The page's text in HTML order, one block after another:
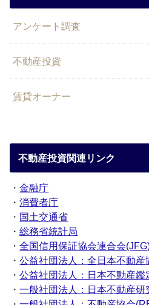
アンケート調査
不動産投資
賃貸オーナー
不動産投資関連リンク
・金融庁
・消費者庁
・ 国土交通省
・総務省統計局
・全国信用保証協会連合会
・公益社団法人：全日本不動産
・公益社団法人：日本不動産鑑
・一般社団法人：日本不動産研